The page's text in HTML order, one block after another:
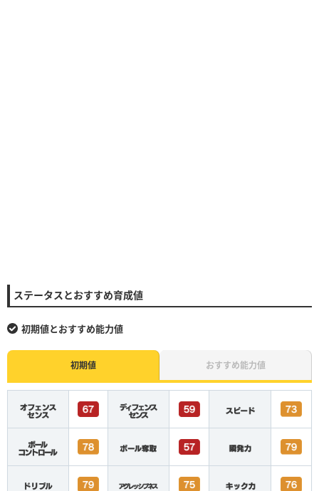
ステータスとおすすめ育成値
初期値とおすすめ能力値
初期値 おすすめ能力値